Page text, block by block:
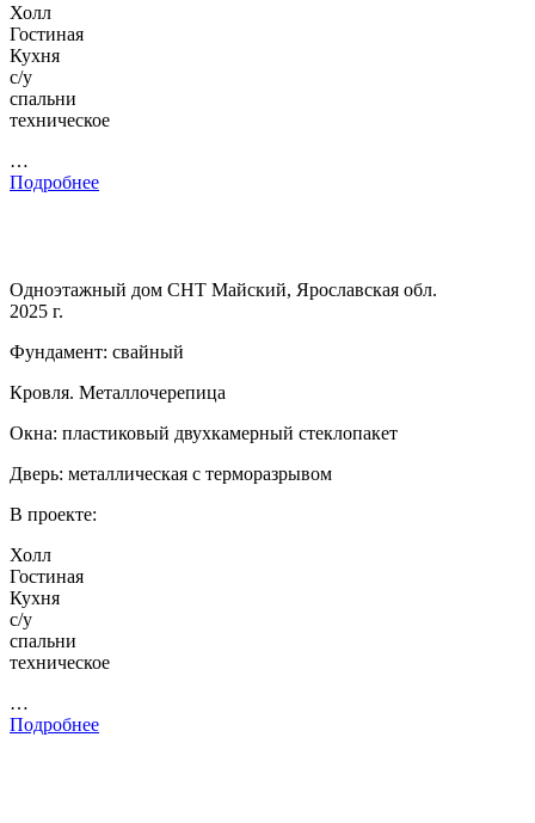
Холл
Гостиная
Кухня
с/у
спальни
техническое
…
Подробнее
Одноэтажный дом СНТ Майский, Ярославская обл.
2025 г.
Фундамент: свайный
Кровля. Металлочерепица
Окна: пластиковый двухкамерный стеклопакет
Дверь: металлическая с терморазрывом
В проекте:
Холл
Гостиная
Кухня
с/у
спальни
техническое
…
Подробнее